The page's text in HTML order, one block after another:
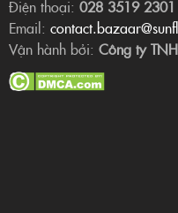
Điện thoại: 028 3519 2301
Email:
Vận hành bởi: Công ty